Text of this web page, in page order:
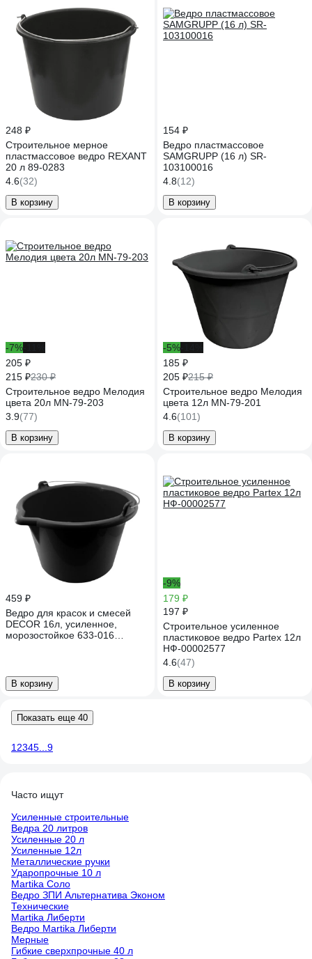
248 ₽
Строительное мерное
пластмассовое ведро REXANT
20 л 89-0283
4.6(32)
В корзину
154 ₽
Ведро пластмассовое
SAMGRUPP (16 л) SR-
103100016
4.8(12)
В корзину
-7%
205 ₽
215 ₽230 ₽
Строительное ведро Мелодия
цвета 20л MN-79-203
3.9(77)
В корзину
-5%
185 ₽
205 ₽215 ₽
Строительное ведро Мелодия
цвета 12л MN-79-201
4.6(101)
В корзину
459 ₽
Ведро для красок и смесей
DECOR 16л, усиленное,
морозостойкое 633-016
В корзину
-9%
179 ₽
197 ₽
Строительное усиленное
пластиковое ведро Partex 12л
НФ-00002577
4.6(47)
В корзину
Показать еще 40
1 2345 9
Часто ищут
Усиленные строительные
Ведра 20 литров
Усиленные 20 л
Усиленные 12л
Металлические ручки
Ударопрочные 10 л
Martika Соло
Ведро ЗПИ Альтернатива Эконом
Технические
Martika Либерти
Ведро Martika Либерти
Мерные
Гибкие сверхпрочные 40 л